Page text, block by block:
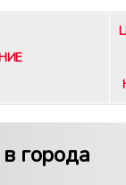
города